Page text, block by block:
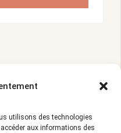
utilisons des technologies
aux informations des
blog.